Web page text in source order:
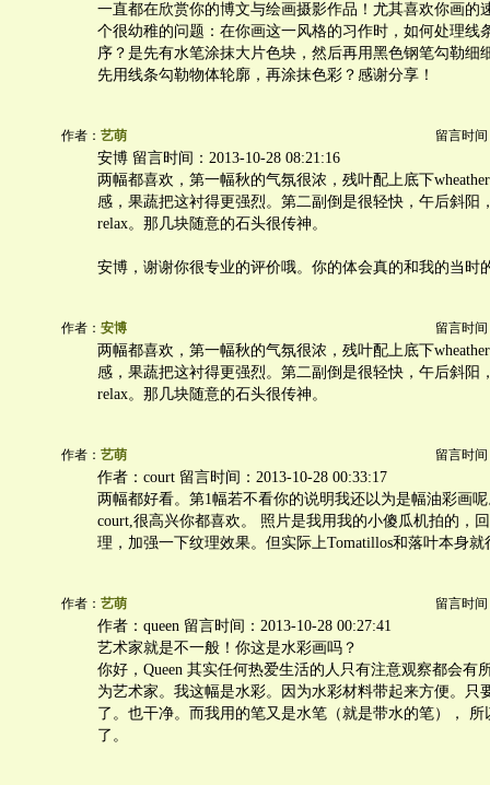
一直都在欣赏你的博文与绘画摄影作品！尤其喜欢你画的
个很幼稚的问题：在你画这一风格的习作时，如何处理线
序？是先有水笔涂抹大片色块，然后再用黑色钢笔勾勒细
先用线条勾勒物体轮廓，再涂抹色彩？感谢分享！
作者： 艺萌 留言时间
安博 留言时间：2013-10-28 08:21:16
两幅都喜欢，第一幅秋的气氛很浓，残叶配上底下
感，果蔬把这衬得更强烈。第二副倒是很轻快，午后斜阳
relax。那几块随意的石头很传神。
安博，谢谢你很专业的评价哦。你的体会真的和我的当时
作者： 安博 留言时间
两幅都喜欢，第一幅秋的气氛很浓，残叶配上底下
感，果蔬把这衬得更强烈。第二副倒是很轻快，午后斜阳
relax。那几块随意的石头很传神。
作者： 艺萌 留言时间
作者：court 留言时间：2013-10-28 00:33:17
两幅都好看。第1幅若不看你的说明我还以为是幅油彩画
court,很高兴你都喜欢。 照片是我用我的小傻瓜机拍的，
理，加强一下纹理效果。但实际上Tomatillos和落叶本身就
作者： 艺萌 留言时间
作者：queen 留言时间：2013-10-28 00:27:41
艺术家就是不一般！你这是水彩画吗？
你好，Queen 其实任何热爱生活的人只有注意观察都会有
为艺术家。我这幅是水彩。因为水彩材料带起来方便。只
了。也干净。而我用的笔又是水笔（就是带水的笔）， 所
了。